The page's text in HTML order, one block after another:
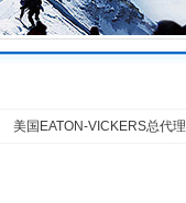
美国EATON-VICKERS总代理